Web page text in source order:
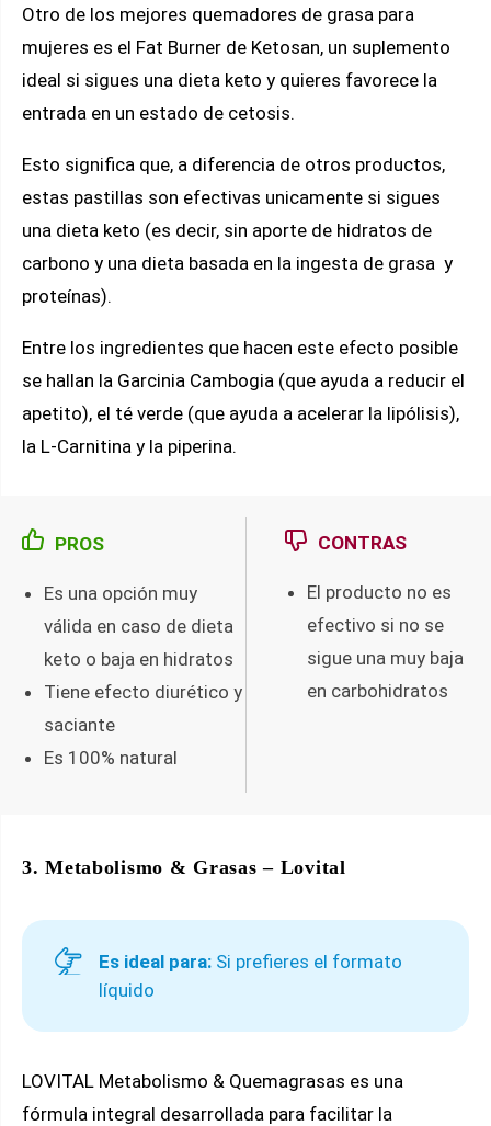
Otro de los mejores quemadores de grasa para
mujeres es el Fat Burner de Ketosan, un suplemento
ideal si sigues una dieta keto y quieres favorece la
entrada en un estado de cetosis.
Esto significa que, a diferencia de otros productos,
estas pastillas son efectivas unicamente si sigues
una dieta keto (es decir, sin aporte de hidratos de
carbono y una dieta basada en la ingesta de grasa y
proteínas).
Entre los ingredientes que hacen este efecto posible
se hallan la Garcinia Cambogia (que ayuda a reducir el
apetito), el té verde (que ayuda a acelerar la lipólisis),
la L-Carnitina y la piperina.
PROS
Es una opción muy
válida en caso de dieta
keto o baja en hidratos
Tiene efecto diurético y
saciante
Es 100% natural
CONTRAS
El producto no es
efectivo si no se
sigue una muy baja
en carbohidratos
3. Metabolismo & Grasas – Lovital
Es ideal para: Si prefieres el formato
líquido
LOVITAL Metabolismo & Quemagrasas es una
fórmula integral desarrollada para facilitar la